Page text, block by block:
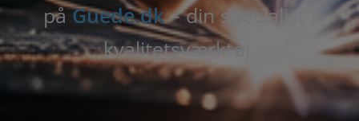
påGuede.dk– din specialist i
kvalitetsværktøj.